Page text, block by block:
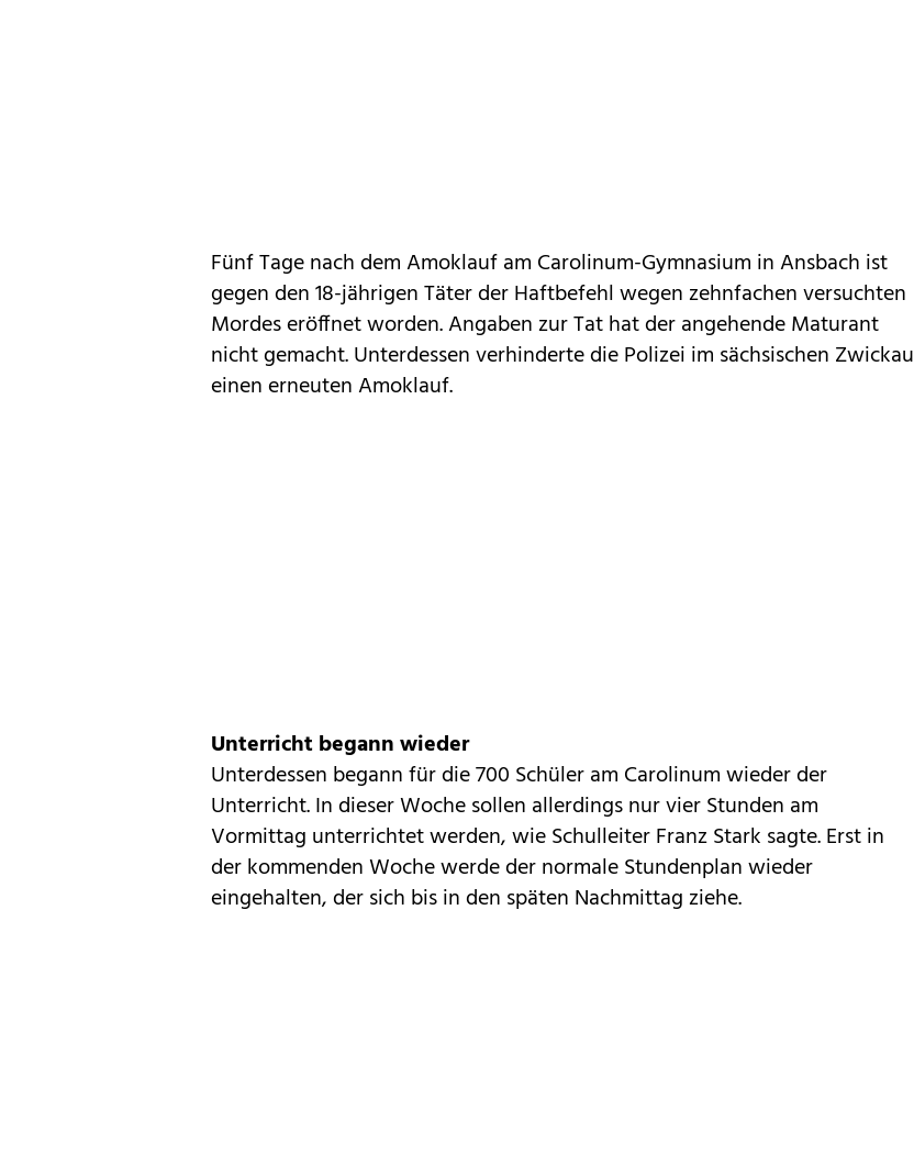
Fünf Tage nach demAmoklauf am Carolinum-Gymnasium in Ansbach ist
gegen den 18-jährigen Täter der Haftbefehl wegen zehnfachen versuchten
Mordes eröffnet worden. Angaben zur Tat hat der angehende Maturant
nicht gemacht. Unterdessen verhinderte die Polizei im sächsischen Zwickau
einen erneuten Amoklauf.
Unterricht begann wieder
Unterdessen begann für die 700 Schüler am Carolinum wieder der
Unterricht. In dieser Woche sollen allerdings nur vier Stunden am
Vormittag unterrichtet werden, wie Schulleiter Franz Stark sagte. Erst in
der kommenden Woche werde der normale Stundenplan wieder
eingehalten, der sich bis in den späten Nachmittag ziehe.